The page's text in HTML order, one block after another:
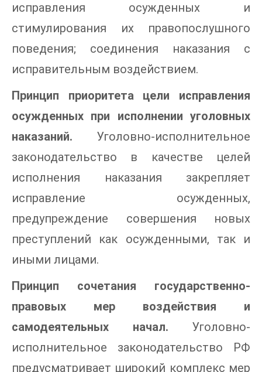
исправления осужденных и
стимулирования их правопослушного
поведения; соединения наказания с
исправительным воздействием.
Принцип приоритета цели исправления
осужденных при исполнении уголовных
наказаний. Уголовно-исполнительное
законодательство в качестве целей
исполнения наказания закрепляет
исправление осужденных,
предупреждение совершения новых
преступлений как осужденными, так и
иными лицами.
Принцип сочетания государственно-
правовых мер воздействия и
самодеятельных начал. Уголовно-
исполнительное законодательство РФ
предусматривает широкий комплекс мер